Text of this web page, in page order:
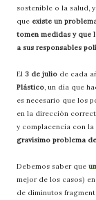
sostenible o la salud,
que existe un
tomen medidas y que
a sus responsables
El 3 de julio de cada
Plástico, un día que
es necesario que los
en la dirección
y complacencia con
gravísimo problema
Debemos saber que
mejor de los casos)
de diminutos